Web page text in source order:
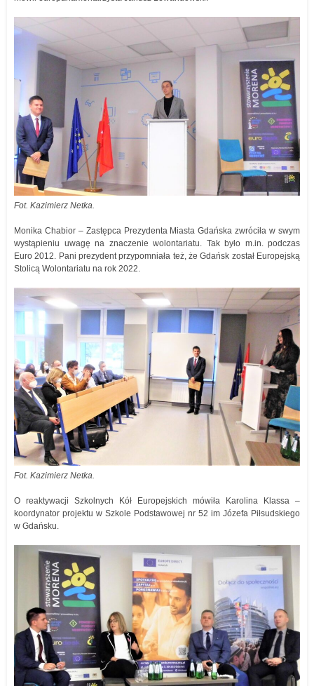
Fot. Kazimierz Netka.
Monika Chabior – Zastępca Prezydenta Miasta Gdańska zwróciła w swym
wystąpieniu uwagę na znaczenie wolontariatu. Tak było m.in. podczas
Euro 2012. Pani prezydent przypomniała też, że Gdańsk został Europejską
Stolicą Wolontariatu na rok 2022.
Fot. Kazimierz Netka.
O reaktywacji Szkolnych Kół Europejskich mówiła Karolina Klassa –
koordynator projektu w Szkole Podstawowej nr 52 im Józefa Piłsudskiego
w Gdańsku.